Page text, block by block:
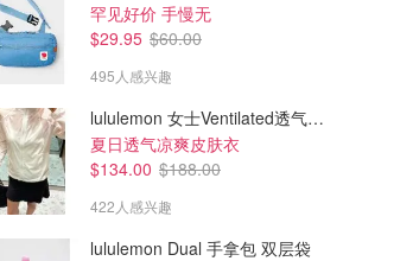
罕见好价 手慢无
$29.95 $60.00
495人感兴趣
lululemon 女士Ventilated透气可收纳跑步夹克
夏日透气凉爽皮肤衣
$134.00 $188.00
422人感兴趣
lululemon Dual 手拿包 双层袋